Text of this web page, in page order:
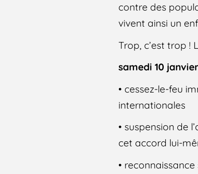
contre des
vivent ainsi un
Trop, c’est trop !
samedi 10
• cessez-le-feu
internationales
• suspension de
cet accord lui-
•